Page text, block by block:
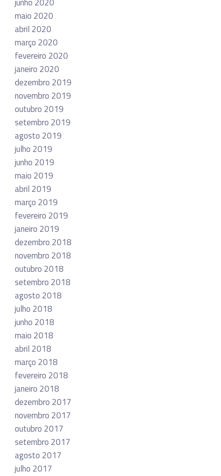
junho 2020
maio 2020
abril 2020
março 2020
fevereiro 2020
janeiro 2020
dezembro 2019
novembro 2019
outubro 2019
setembro 2019
agosto 2019
julho 2019
junho 2019
maio 2019
abril 2019
março 2019
fevereiro 2019
janeiro 2019
dezembro 2018
novembro 2018
outubro 2018
setembro 2018
agosto 2018
julho 2018
junho 2018
maio 2018
abril 2018
março 2018
fevereiro 2018
janeiro 2018
dezembro 2017
novembro 2017
outubro 2017
setembro 2017
agosto 2017
julho 2017